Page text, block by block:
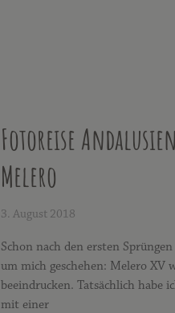
Fotoreise
Melero
3. August 2018
Schon nach den ersten
um mich geschehen: Melero XV
beeindrucken. Tatsächlich habe
mit einer